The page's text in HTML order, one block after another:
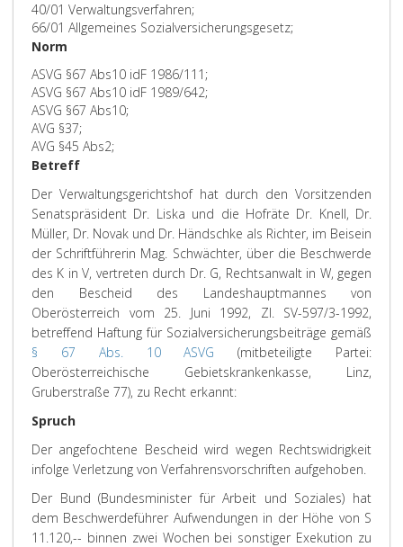
40/01 Verwaltungsverfahren;
66/01 Allgemeines Sozialversicherungsgesetz;
Norm
ASVG §67 Abs10 idF 1986/111;
ASVG §67 Abs10 idF 1989/642;
ASVG §67 Abs10;
AVG §37;
AVG §45 Abs2;
Betreff
Der Verwaltungsgerichtshof hat durch den Vorsitzenden
Senatspräsident Dr. Liska und die Hofräte Dr. Knell, Dr.
Müller, Dr. Novak und Dr. Händschke als Richter, im Beisein
der Schriftführerin Mag. Schwächter, über die Beschwerde
des K in V, vertreten durch Dr. G, Rechtsanwalt in W, gegen
den Bescheid des Landeshauptmannes von
Oberösterreich vom 25. Juni 1992, Zl. SV-597/3-1992,
betreffend Haftung für Sozialversicherungsbeiträge gemäß
§ 67 Abs. 10 ASVG (mitbeteiligte Partei:
Oberösterreichische Gebietskrankenkasse, Linz,
Gruberstraße 77), zu Recht erkannt:
Spruch
Der angefochtene Bescheid wird wegen Rechtswidrigkeit
infolge Verletzung von Verfahrensvorschriften aufgehoben.
Der Bund (Bundesminister für Arbeit und Soziales) hat
dem Beschwerdeführer Aufwendungen in der Höhe von S
11.120,-- binnen zwei Wochen bei sonstiger Exekution zu